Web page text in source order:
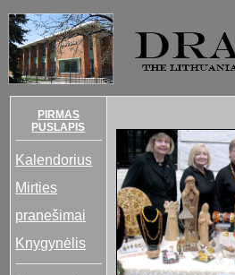
PIRMAS
PUSLAPIS
Kalendorius
Mirties
pranešimai
Knygynėlis